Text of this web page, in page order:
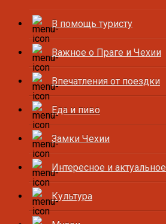
В помощь туристу
Важное о Праге и Чехии
Впечатления от поездки
Еда и пиво
Замки Чехии
Интересное и актуальное
Культура